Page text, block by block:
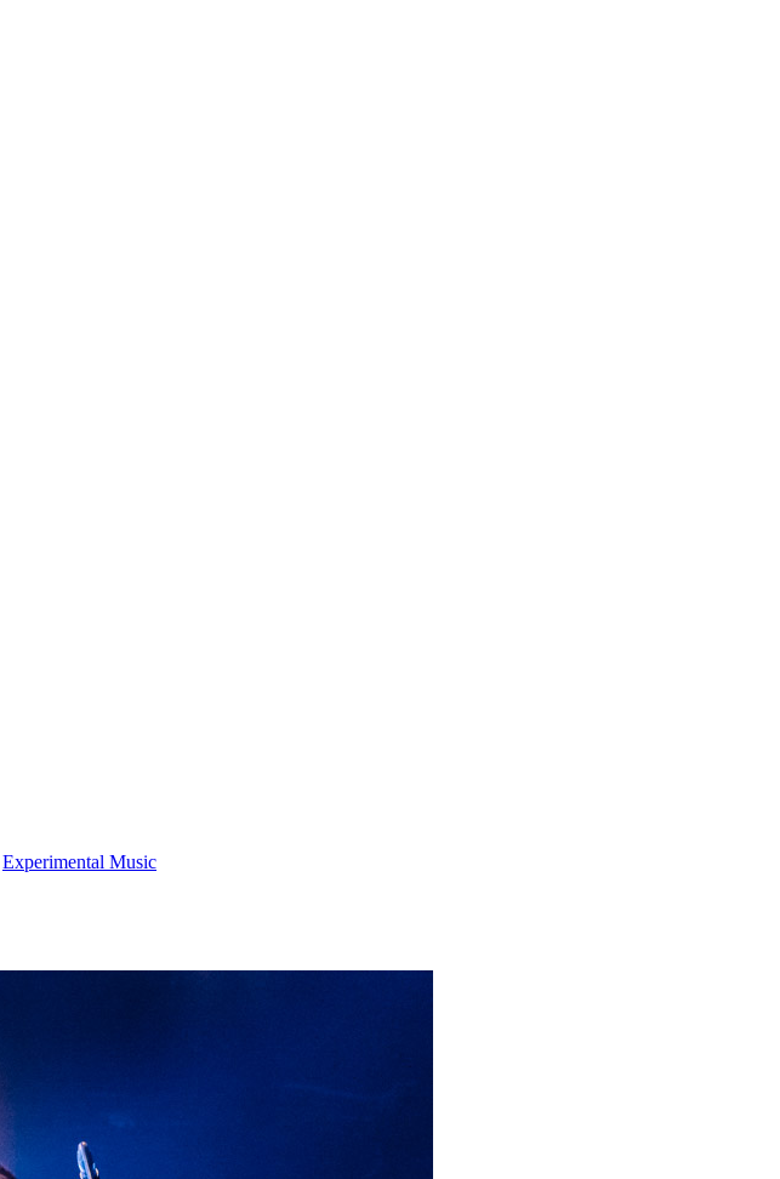
Experimental Music